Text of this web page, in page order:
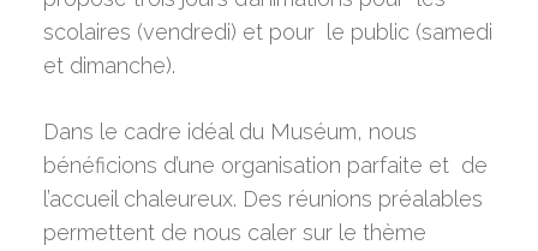
scolaires (vendredi) et pour le public (samedi
et dimanche).
Dans le cadre idéal du Muséum, nous
bénéficions d’une organisation parfaite et de
l’accueil chaleureux. Des réunions préalables
permettent de nous caler sur le thème